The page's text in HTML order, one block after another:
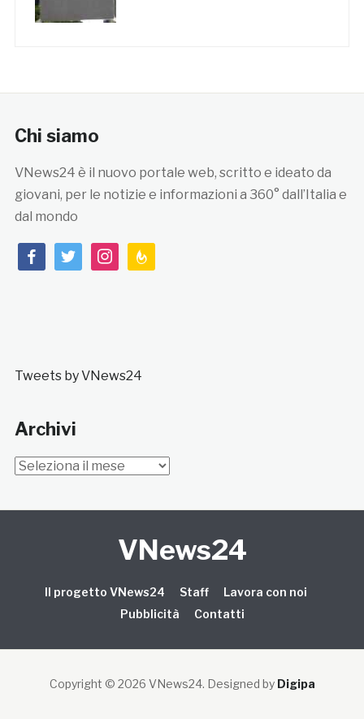
Chi siamo
VNews24 è il nuovo portale web, scritto e ideato da
giovani, per le notizie e informazioni a 360° dall’Italia e
dal mondo
facebooktwitterinstagramfeedburner
Tweets by VNews24
Archivi
Archivi
VNews24
Il progetto VNews24 Staff
Lavora con noi
Pubblicità
Contatti
Copyright © 2026 VNews24. Designed by Digipa